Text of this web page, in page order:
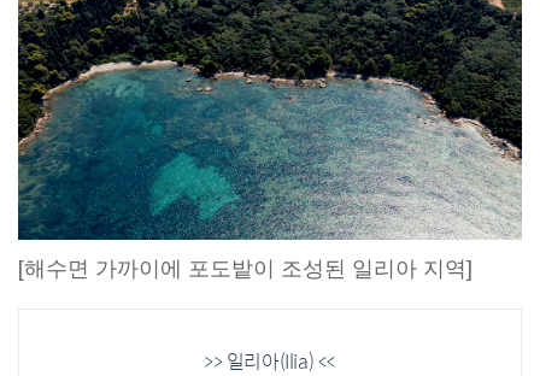
[해수면 가까이에 포도밭이 조성된 일리아 지역]
>> 일리아(Ilia) <<